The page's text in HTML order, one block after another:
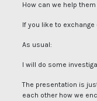
How can we help
If you like to
As usual:
I will do some
The presentation is
each other how we